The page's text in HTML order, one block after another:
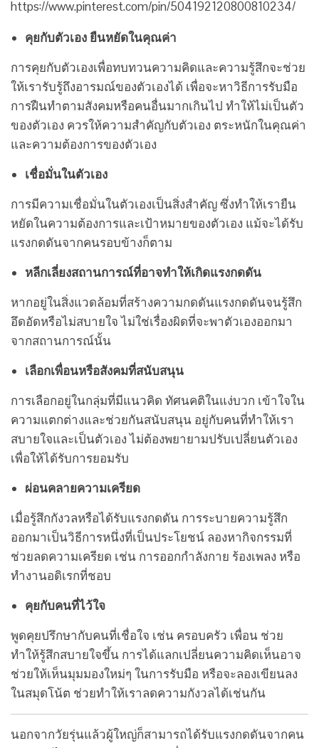
https://www.pinterest.com/pin/504192120800810234/
คุยกับตัวเอง ยืนหยัดในคุณค่า
การคุยกับตัวเองเพื่อทบทวนความคิดและความรู้สึกจะช่วย
ให้เรารับรู้ถึงอารมณ์ของตัวเองได้ เพื่อจะหาวิธีการรับมือ
การฝืนทำตามสังคมหรือคนอื่นมากเกินไป ทำให้ไม่เป็นตัว
ของตัวเอง ควรให้ความสำคัญกับตัวเอง ตระหนักในคุณค่า
และความต้องการของตัวเอง
เชื่อมั่นในตัวเอง
การมีความเชื่อมั่นในตัวเองเป็นสิ่งสำคัญ ซึ่งทำให้เรายืน
หยัดในความต้องการและเป้าหมายของตัวเอง แม้จะได้รับ
แรงกดดันจากคนรอบข้างก็ตาม
หลีกเลี่ยงสถานการณ์ที่อาจทำให้เกิดแรงกดดัน
หากอยู่ในสิ่งแวดล้อมที่สร้างความกดดันแรงกดดันจนรู้สึก
อึดอัดหรือไม่สบายใจ ไม่ใช่เรื่องผิดที่จะพาตัวเองออกมา
จากสถานการณ์นั้น
เลือกเพื่อนหรือสังคมที่สนับสนุน
การเลือกอยู่ในกลุ่มที่มีแนวคิด ทัศนคติในแง่บวก เข้าใจใน
ความแตกต่างและช่วยกันสนับสนุน อยู่กับคนที่ทำให้เรา
สบายใจและเป็นตัวเอง ไม่ต้องพยายามปรับเปลี่ยนตัวเอง
เพื่อให้ได้รับการยอมรับ
ผ่อนคลายความเครียด
เมื่อรู้สึกกังวลหรือได้รับแรงกดดัน การระบายความรู้สึก
ออกมาเป็นวิธีการหนึ่งที่เป็นประโยชน์ ลองหากิจกรรมที่
ช่วยลดความเครียด เช่น การออกกำลังกาย ร้องเพลง หรือ
ทำงานอดิเรกที่ชอบ
คุยกับคนที่ไว้ใจ
พูดคุยปรึกษากับคนที่เชื่อใจ เช่น ครอบครัว เพื่อน ช่วย
ทำให้รู้สึกสบายใจขึ้น การได้แลกเปลี่ยนความคิดเห็นอาจ
ช่วยให้เห็นมุมมองใหม่ๆ ในการรับมือ หรือจะลองเขียนลง
ในสมุดโน้ต ช่วยทำให้เราลดความกังวลได้เช่นกัน
นอกจากวัยรุ่นแล้วผู้ใหญ่ก็สามารถได้รับแรงกดดันจากคน